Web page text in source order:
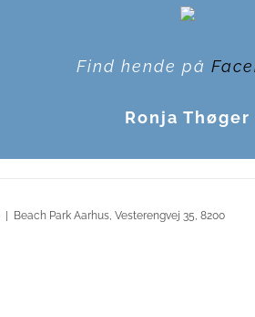
Find hende på
Ronja Thøger
Park Aarhus, Vesterengvej 35, 8200